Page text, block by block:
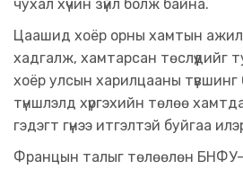
чухал хүчин зүйл болж байна.
Цаашид хоёр орны хамтын
хадгалж, хамтарсан төслүүдийг
хоёр улсын харилцааны
түншлэлд хүргэхийн төлөө
гэдэгт гүнээ итгэлтэй буйгаа
Францын талыг төлөөлөн